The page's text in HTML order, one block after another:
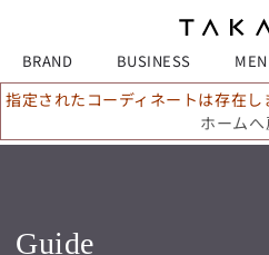
BRAND BUSINESS MEN
指定されたコーディネートは存在し
ホームへ
Guide